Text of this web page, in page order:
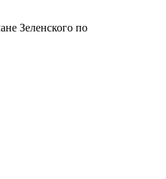
Зеленского по